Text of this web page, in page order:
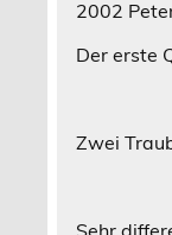
2002
Der erste
Zwei
Sehr